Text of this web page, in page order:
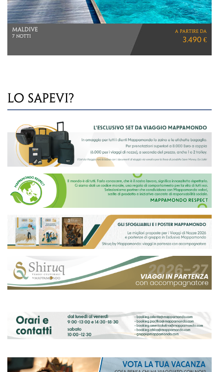
MAURITIUS
7 NOTTI
a partire da
2.070 €
LO SAPEVI?